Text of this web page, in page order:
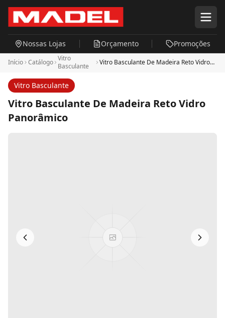
Pular para o conteúdo principal
Nossas Lojas Orçamento Promoções
Início Catálogo Vitro
Basculante
Vitro Basculante De Madeira Reto Vidro
Vitro Basculante
Vitro Basculante De Madeira Reto Vidro
Panorâmico